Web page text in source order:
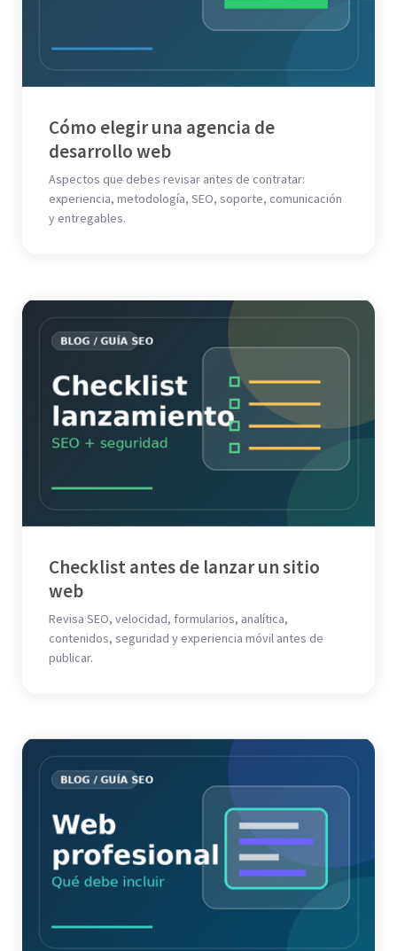
Cómo elegir una agencia de
desarrollo web
Aspectos que debes revisar antes de contratar:
experiencia, metodología, SEO, soporte, comunicación
y entregables.
Checklist antes de lanzar un sitio
web
Revisa SEO, velocidad, formularios, analítica,
contenidos, seguridad y experiencia móvil antes de
publicar.